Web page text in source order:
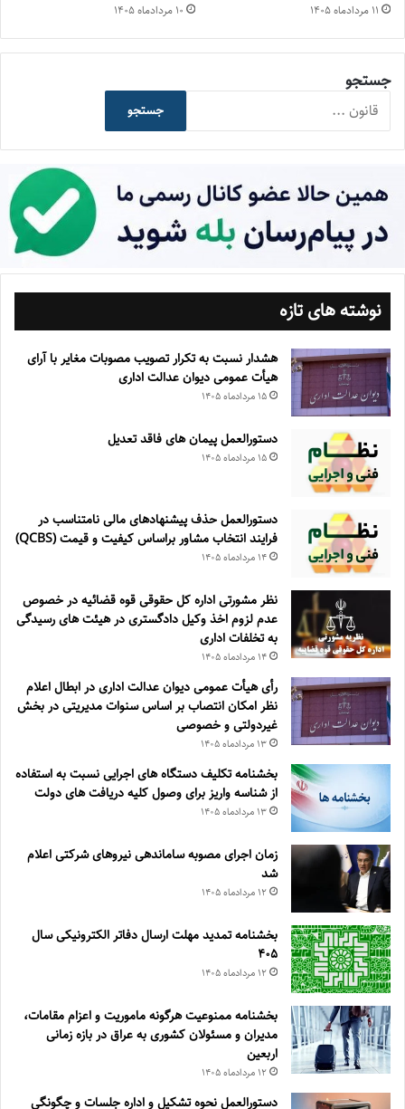
۱۱ مرداد‌ماه ۱۴۰۵ ۱۰ مرداد‌ماه ۱۴۰۵
جستجو
جستجو
نوشته های تازه
هشدار نسبت به تکرار تصویب مصوبات مغایر با آرای
هیأت عمومی دیوان عدالت اداری
۱۵ مرداد‌ماه ۱۴۰۵
دستورالعمل پیمان های فاقد تعدیل
۱۵ مرداد‌ماه ۱۴۰۵
دستورالعمل حذف پيشنهادهای مالی نامتناسب در
فرايند انتخاب مشاور براساس كيفيت و قيمت (QCBS)
۱۴ مرداد‌ماه ۱۴۰۵
نظر مشورتی اداره کل حقوقی قوه قضائیه در خصوص
عدم لزوم اخذ وکیل دادگستری در هیئت های رسیدگی
به تخلفات اداری
۱۴ مرداد‌ماه ۱۴۰۵
رأی هیأت عمومی دیوان عدالت اداری در ابطال اعلام
نظر امکان انتصاب بر اساس سنوات مدیریتی در بخش
غیردولتی و خصوصی
۱۳ مرداد‌ماه ۱۴۰۵
بخشنامه تکلیف دستگاه های اجرایی نسبت به استفاده
از شناسه واریز برای وصول کلیه دریافت های دولت
۱۳ مرداد‌ماه ۱۴۰۵
زمان اجرای مصوبه ساماندهی نیروهای شرکتی اعلام
شد
۱۲ مرداد‌ماه ۱۴۰۵
بخشنامه تمدید مهلت ارسال دفاتر الکترونیکی سال
۴۰۵
۱۲ مرداد‌ماه ۱۴۰۵
بخشنامه ممنوعیت هرگونه ماموریت و اعزام مقامات،
مدیران و مسئولان کشوری به عراق در بازه زمانی
اربعین
۱۲ مرداد‌ماه ۱۴۰۵
دستورالعمل نحوه تشکیل و اداره جلسات و چگونگی